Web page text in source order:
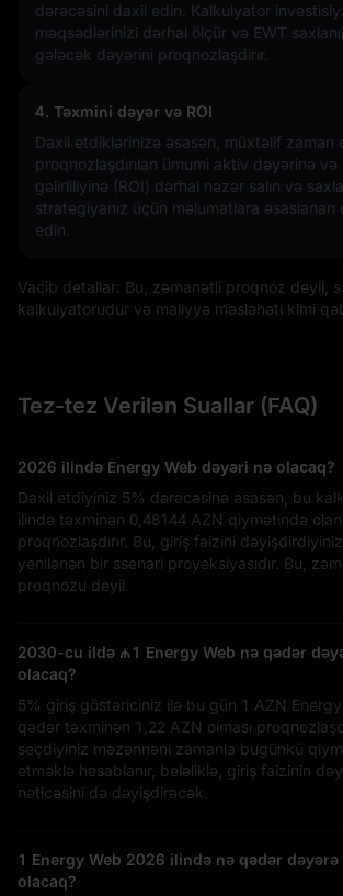
dərəcəsini daxil edin. Kalkulyator
məqsədlərinizi dərhal ölçür və EWT
gələcək dəyərini proqnozlaşdırır.
4. Təxmini dəyər və ROI
Daxil etdiklərinizə əsasən, müxtəlif zaman
proqnozlaşdırılan ümumi aktiv dəyərinə
gəlirliliyinə (ROI) dərhal nəzər salın və
strategiyanız üçün məlumatlara əsaslanan
edin.
Vacib detallar: Bu, zəmanətli proqnoz deyil,
kalkulyatorudur və maliyyə məsləhəti kimi
Tez-tez Verilən Suallar (FAQ)
2026 ilində Energy Web dəyəri nə olacaq?
Daxil etdiyiniz 5% dərəcəsinə əsasən, bu
ilində təxminən 0,48144 AZN qiymətində
proqnozlaşdırır. Bu, giriş faizini
yenilənən bir ssenari proyeksiyasıdır. Bu,
proqnozu deyil.
2030-cu ildə ₼1 Energy Web nə qədər
olacaq?
5% giriş göstəriciniz ilə bu gün 1 AZN
qədər təxminən 1,22 AZN olması
seçdiyiniz məzənnəni zamanla bugünkü
etməklə hesablanır, beləliklə, giriş faizinin
nəticəsini də dəyişdirəcək.
1 Energy Web 2026 ilində nə qədər dəyərə
olacaq?